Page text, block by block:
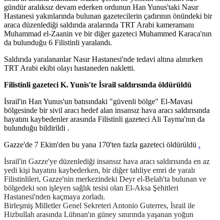
gündür aralıksız devam ederken ordunun Han Yunus'taki Nasır
Hastanesi yakınlarında bulunan gazetecilerin çadırının önündeki bir
araca düzenlediği saldırıda aralarında TRT Arabi kameramanı
Muhammad el-Zaanin ve bir diğer gazeteci Muhammed Karaca'nın
da bulunduğu 6 Filistinli yaralandı.
Saldırıda yaralananlar Nasır Hastanesi'nde tedavi altına alınırken
TRT Arabi ekibi olayı hastaneden nakletti.
Filistinli gazeteci K. Yunis'te İsrail saldırısında öldürüldü
İsrail'in Han Yunus'un batısındaki "güvenli bölge" El-Mavasi
bölgesinde bir sivil aracı hedef alan insansız hava aracı saldırısında
hayatını kaybedenler arasında Filistinli gazeteci Ali Tayma'nın da
bulunduğu bildirildi .
Gazze'de 7 Ekim'den bu yana 170'ten fazla gazeteci öldürüldü .
İsrail'in Gazze'ye düzenlediği insansız hava aracı saldırısında en az
yedi kişi hayatını kaybederken, bir diğer tahliye emri de yaralı
Filistinlileri, Gazze'nin merkezindeki Deyr el-Belah'ta bulunan ve
bölgedeki son işleyen sağlık tesisi olan El-Aksa Şehitleri
Hastanesi'nden kaçmaya zorladı.
Birleşmiş Milletler Genel Sekreteri Antonio Guterres, İsrail ile
Hizbullah arasında Lübnan'ın güney sınırında yaşanan yoğun